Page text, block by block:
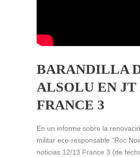
BARANDILLA
ALSOLU EN JT
FRANCE 3
En un informe sobre la
militar eco-responsable “Roc
noticias 12/13 France 3 (de